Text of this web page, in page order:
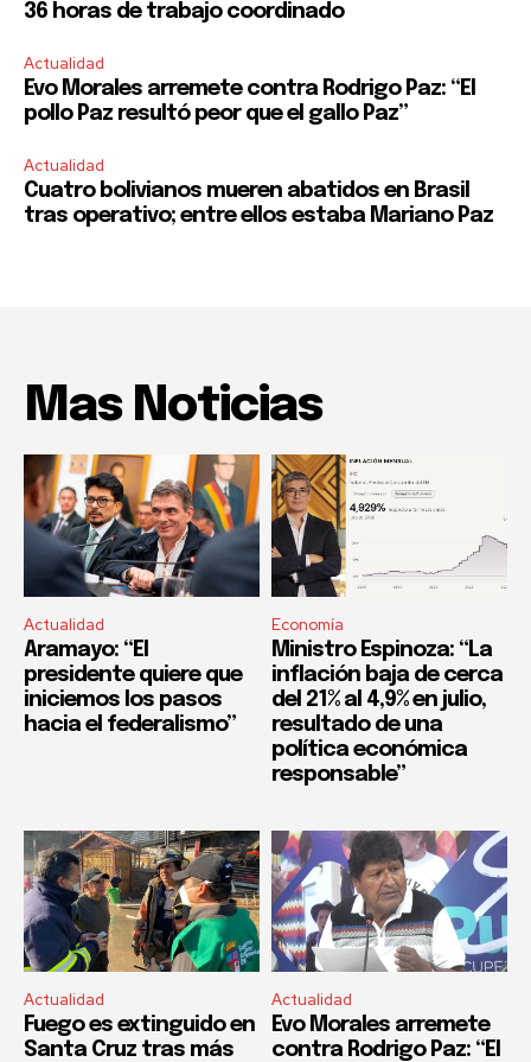
36 horas de trabajo coordinado
Actualidad
Evo Morales arremete contra Rodrigo Paz: “El
pollo Paz resultó peor que el gallo Paz”
Actualidad
Cuatro bolivianos mueren abatidos en Brasil
tras operativo; entre ellos estaba Mariano Paz
Mas Noticias
Actualidad
Aramayo: “El
presidente quiere que
iniciemos los pasos
hacia el federalismo”
Economía
Ministro Espinoza: “La
inflación baja de cerca
del 21% al 4,9% en julio,
resultado de una
política económica
responsable”
Actualidad
Fuego es extinguido en
Santa Cruz tras más
Actualidad
Evo Morales arremete
contra Rodrigo Paz: “El